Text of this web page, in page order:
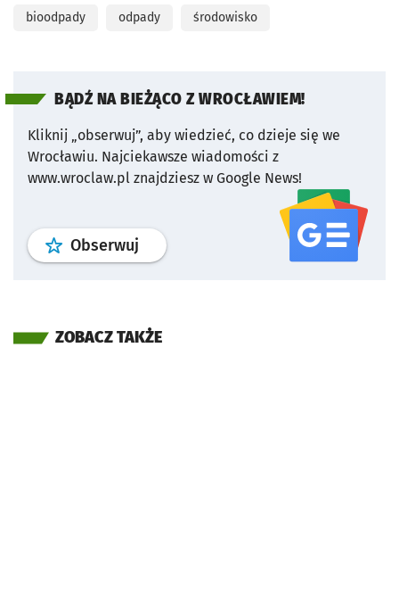
bioodpady odpady środowisko
BĄDŹ NA BIEŻĄCO Z WROCŁAWIEM!
Kliknij „obserwuj”, aby wiedzieć, co dzieje się we
Wrocławiu. Najciekawsze wiadomości z
www.wroclaw.pl znajdziesz w Google News!
Obserwuj profil serwisu
ZOBACZ TAKŻE